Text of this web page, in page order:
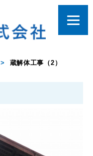
> 蔵解体工事（2）